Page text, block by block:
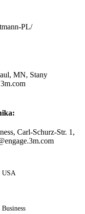
PL/
MN, Stany
Carl-Schurz-Str. 1,
USA